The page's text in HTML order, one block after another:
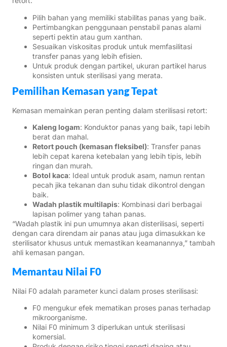
Pilih bahan yang memiliki stabilitas panas yang baik.
Pertimbangkan penggunaan penstabil panas alami
seperti pektin atau gum xanthan.
Sesuaikan viskositas produk untuk memfasilitasi
transfer panas yang lebih efisien.
Untuk produk dengan partikel, ukuran partikel harus
konsisten untuk sterilisasi yang merata.
Pemilihan Kemasan yang Tepat
Kemasan memainkan peran penting dalam sterilisasi retort:
Kaleng logam: Konduktor panas yang baik, tapi lebih
berat dan mahal.
Retort pouch (kemasan fleksibel): Transfer panas
lebih cepat karena ketebalan yang lebih tipis, lebih
ringan dan murah.
Botol kaca: Ideal untuk produk asam, namun rentan
pecah jika tekanan dan suhu tidak dikontrol dengan
baik.
Wadah plastik multilapis: Kombinasi dari berbagai
lapisan polimer yang tahan panas.
“Wadah plastik ini pun umumnya akan disterilisasi, seperti
dengan cara direndam air panas atau juga dimasukkan ke
sterilisator khusus untuk memastikan keamanannya,” tambah
ahli kemasan pangan.
Memantau Nilai F0
Nilai F0 adalah parameter kunci dalam proses sterilisasi:
F0 mengukur efek mematikan proses panas terhadap
mikroorganisme.
Nilai F0 minimum 3 diperlukan untuk sterilisasi
komersial.